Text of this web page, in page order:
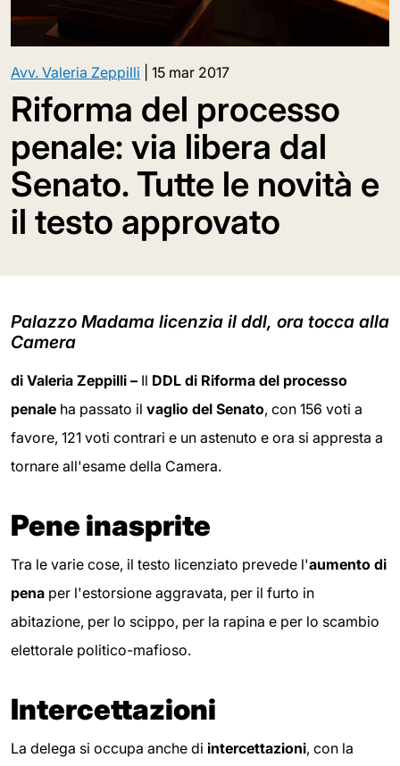
Avv. Valeria Zeppilli 15 mar 2017
Riforma del processo
penale: via libera dal
Senato. Tutte le novità e
il testo approvato
Palazzo Madama licenzia il ddl, ora tocca alla
Camera
di Valeria Zeppilli – Il DDL di Riforma del processo
penale ha passato il vaglio del Senato, con 156 voti a
favore, 121 voti contrari e un astenuto e ora si appresta a
tornare all'esame della Camera.
Pene inasprite
Tra le varie cose, il testo licenziato prevede l'aumento di
pena per l'estorsione aggravata, per il furto in
abitazione, per lo scippo, per la rapina e per lo scambio
elettorale politico-mafioso.
Intercettazioni
La delega si occupa anche di intercettazioni, con la